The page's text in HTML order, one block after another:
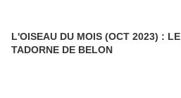
L'OISEAU DU MOIS (OCT 2023) : LE
TADORNE DE BELON